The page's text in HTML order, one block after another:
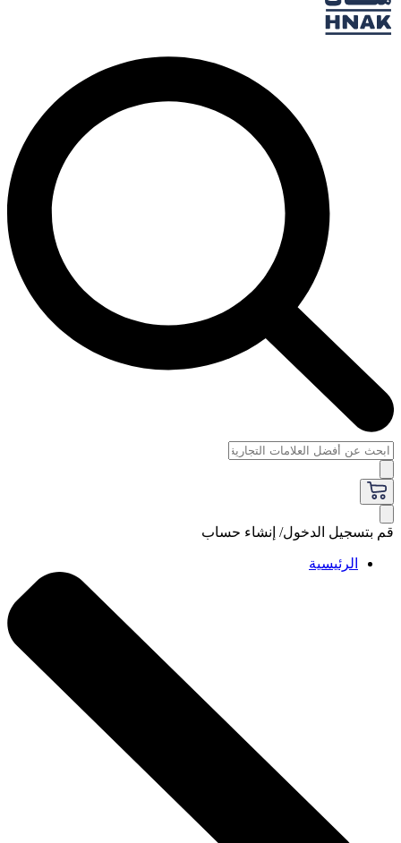
قم بتسجيل الدخول/ إنشاء حساب
الرئيسية